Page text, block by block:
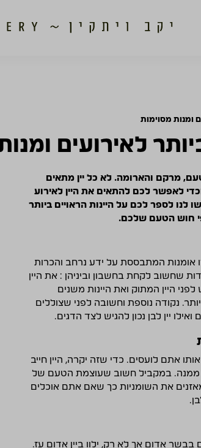
ומנות מסוימות
לאירועים
מרקם והארומה. לא כל יין מתאים
לאפשר לכם להתאים את היין לאירוע
לספר לכם על היינות הראויים ביותר
חוש הטעם שלכם.
אומנות המתבססת על ידע נרחב והכרות
שחשוב לקחת בחשבון וביניהן : את היין
לפני היין המתוק ואת היינות משנים
נקודה נוספת וחשובה לפני שצוללים
יין לבן נכון להגיש לצד הדגים.
אתם לועסים. כדי שזה יקרה, היין חייב
ממנה. במקביל חשוב שעוצמת הטעם של
מאזנים את השומניות כך שאם אתם אוכלים
אדום אך לא רק, ילוו ביין אדום עז.